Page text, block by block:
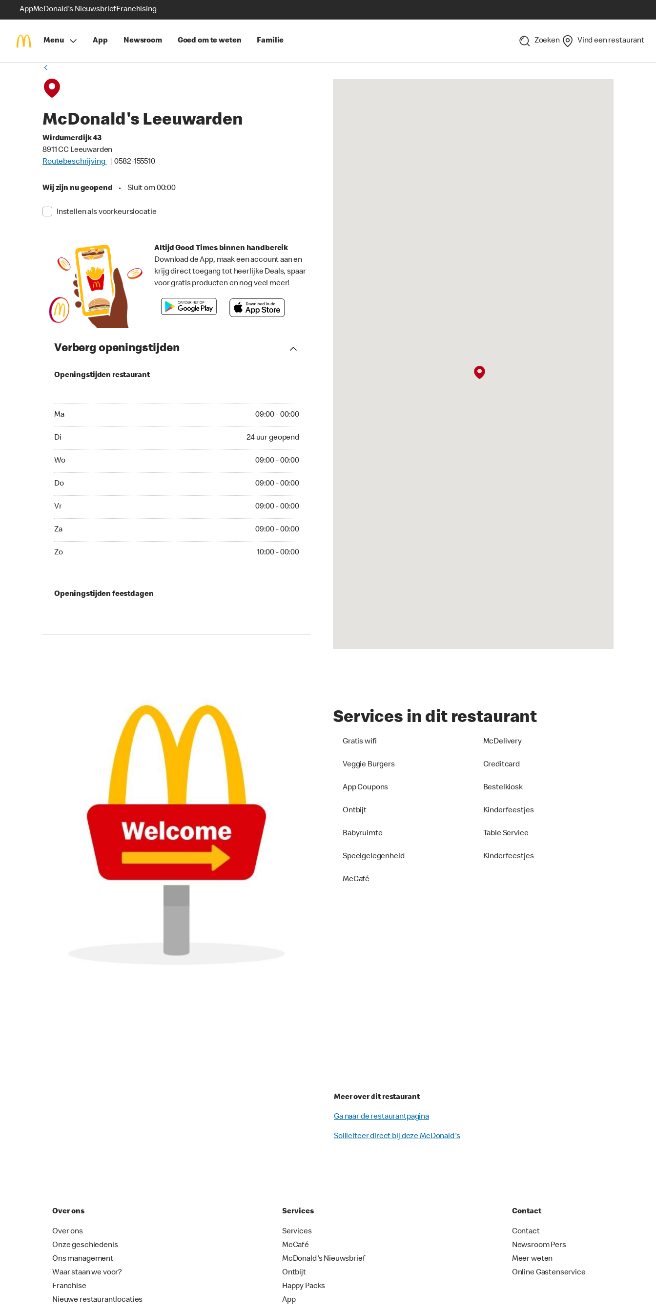
AppMcDonald's NieuwsbriefFranchising
Menu App Newsroom Goed om te weten Familie Zoeken Vind een restaurant
McDonald's Leeuwarden
Wirdumerdijk 43
8911 CC Leeuwarden
Routebeschrijving
0582-155510
Wij zijn nu geopend • Sluit om 00:00
Instellen als voorkeurslocatie
Altijd Good Times binnen handbereik
Download de App, maak een account aan en
krijg direct toegang tot heerlijke Deals, spaar
voor gratis producten en nog veel meer!
Verberg openingstijden
Openingstijden restaurant
Ma 09:00 - 00:00
Di 24 uur geopend
Wo 09:00 - 00:00
Do 09:00 - 00:00
Vr 09:00 - 00:00
Za 09:00 - 00:00
Zo 10:00 - 00:00
Openingstijden feestdagen
Services in dit restaurant
Gratis wifi McDelivery
Veggie Burgers Creditcard
App Coupons Bestelkiosk
Ontbijt Kinderfeestjes
Babyruimte Table Service
Speelgelegenheid Kinderfeestjes
McCafé
Meer over dit restaurant
Ga naar de restaurantpagina
Solliciteer direct bij deze McDonald's
Over ons
Over ons
Onze geschiedenis
Ons management
Waar staan we voor?
Franchise
Nieuwe restaurantlocaties
Services
Services
McCafé
McDonald's Nieuwsbrief
Ontbijt
Happy Packs
App
Contact
Contact
Newsroom Pers
Meer weten
Online Gastenservice